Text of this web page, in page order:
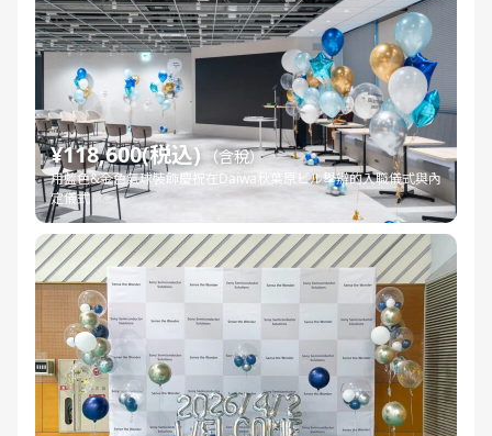
¥118,600(税込) （含稅）
用藍色&金色氣球裝飾慶祝在Daiwa秋葉原ビル舉辦的入職儀式與內
定儀式